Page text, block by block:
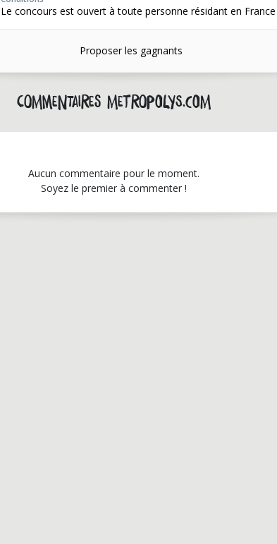
Le concours est ouvert à toute personne résidant en France
Proposer les gagnants
Commentaires metropolys.com
Aucun commentaire pour le moment.
Soyez le premier à commenter !